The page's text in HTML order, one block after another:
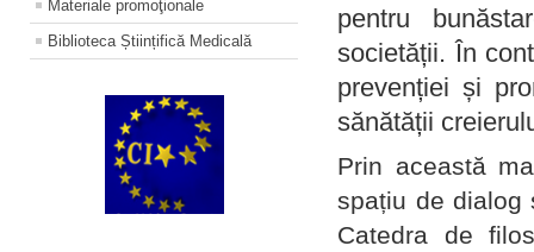
Materiale promoţionale
Biblioteca Științifică Medicală
pentru
societății. În
prevenției și
sănătății
Prin această
spațiu de dialog
Catedra de